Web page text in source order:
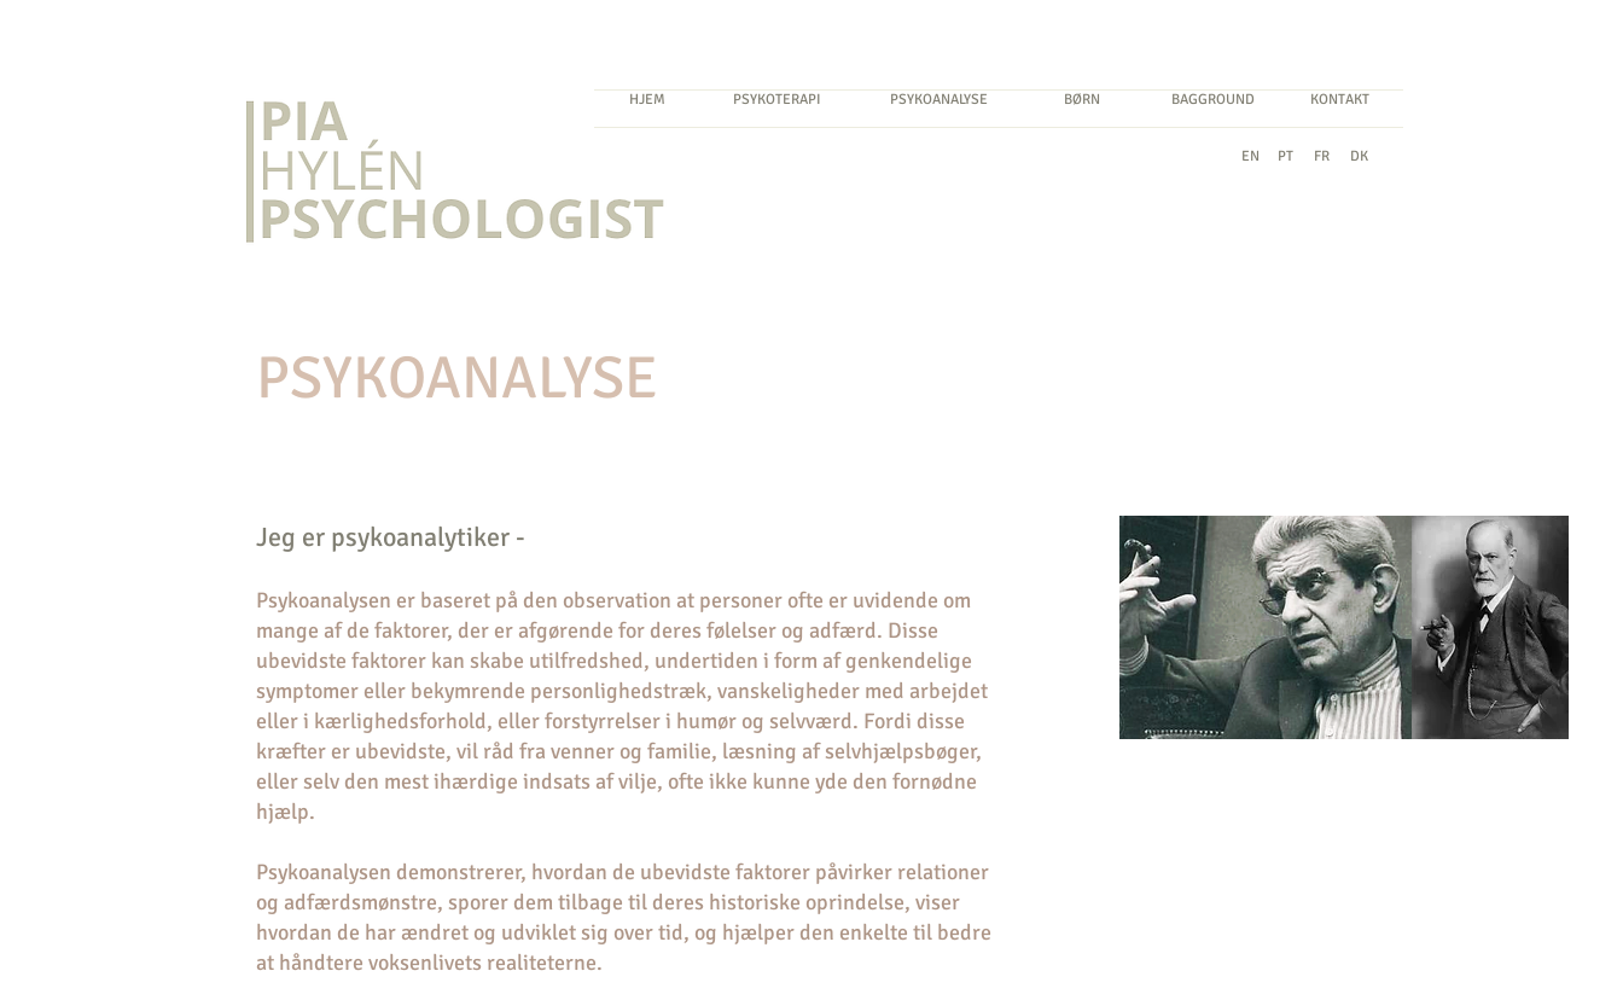
PSYKOTERAPI
HJEM PSYKOANALYSE BØRN BAGGROUND KONTAKT
PSYKOANALYSE
Jeg er psykoanalytiker -
Psykoanalysen er baseret på den observation at personer ofte er uvidende om
mange af de faktorer, der er afgørende for deres følelser og adfærd. Disse
ubevidste faktorer kan skabe utilfredshed, undertiden i form af genkendelige
symptomer eller bekymrende personlighedstræk, vanskeligheder med arbejdet
eller i kærlighedsforhold, eller forstyrrelser i humør og selvværd. Fordi disse
kræfter er ubevidste, vil råd fra venner og familie, læsning af selvhjælpsbøger,
eller selv den mest ihærdige indsats af vilje, ofte ikke kunne yde den fornødne
hjælp.
Psykoanalysen demonstrerer, hvordan de ubevidste faktorer påvirker relationer
og adfærdsmønstre, sporer dem tilbage til deres historiske oprindelse, viser
hvordan de har ændret og udviklet sig over tid, og hjælper den enkelte til bedre
at håndtere voksenlivets realiteterne.
EN FR DK
PT